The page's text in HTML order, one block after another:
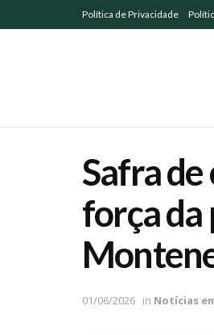
Política de Privacidade
Safra de
força da
01/06/2026 in Notícias